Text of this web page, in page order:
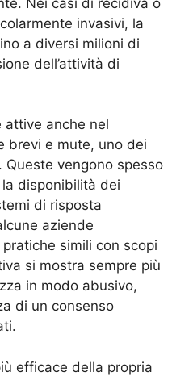
invasivi, la
a diversi milioni di
dell’attività di
attive anche nel
brevi e mute, uno dei
vengono spesso
disponibilità dei
di risposta
aziende
simili con scopi
si mostra sempre più
in modo abusivo,
di un consenso
efficace della propria